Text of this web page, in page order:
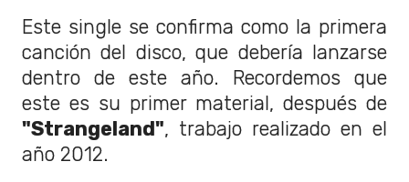
Este single se confirma como la primera
canción del disco, que debería lanzarse
dentro de este año. Recordemos que
este es su primer material, después de
"Strangeland", trabajo realizado en el
año 2012.